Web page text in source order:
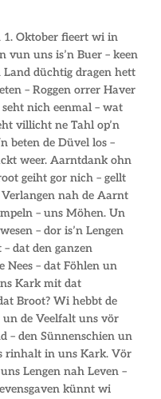
1. Oktober fieert wi in
vun uns is’n Buer – keen
Land düchtig dragen hett
– Roggen orrer Haver
nich eenmal – wat
villicht ne Tahl op’n
beten de Düvel los –
weer. Aarntdank ohn
geiht gor nich – gellt
nah de Aarnt
– uns Möhen. Un
– dor is’n Lengen
dat den ganzen
Nees – dat Föhlen un
Kark mit dat
Broot? Wi hebbt de
un de Veelfalt uns vör
– den Sünnenschien un
rinhalt in uns Kark. Vör
Lengen nah Leven –
künnt wi